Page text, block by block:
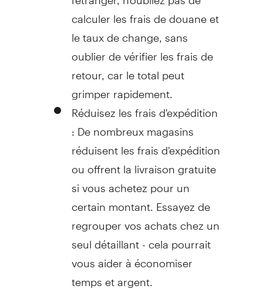
calculer les frais de douane et
le taux de change, sans
oublier de vérifier les frais de
retour, car le total peut
grimper rapidement.
Réduisez les frais d'expédition
: De nombreux magasins
réduisent les frais d'expédition
ou offrent la livraison gratuite
si vous achetez pour un
certain montant. Essayez de
regrouper vos achats chez un
seul détaillant - cela pourrait
vous aider à économiser
temps et argent.